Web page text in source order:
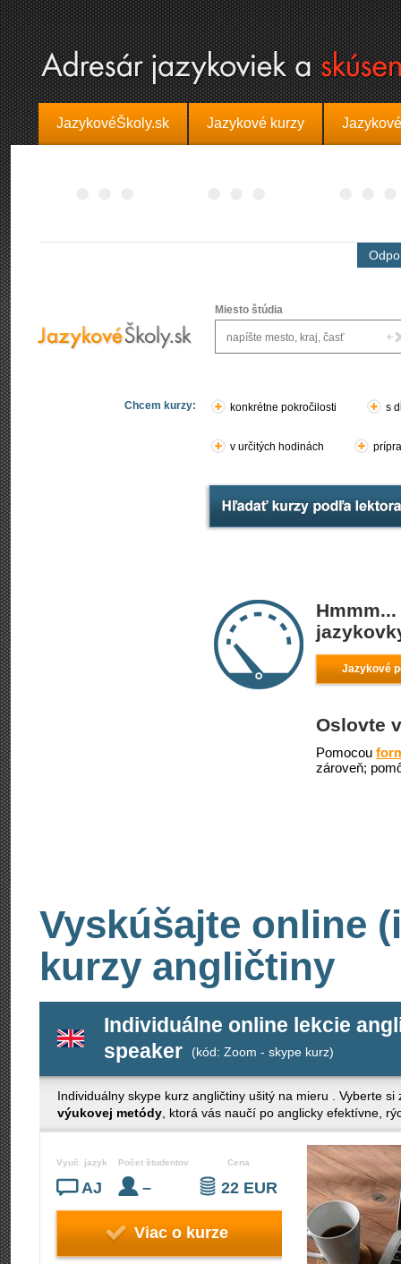
JazykovéŠkoly.sk Jazykové kurzy
Miesto štúdia
Chcem kurzy: konkrétne pokročilosti s
v určitých hodinách
Jazykové
Oslovte
Pomocou
zároveň;
Vyskúšajte online
kurzy angličtiny
Individuálne online lekcie
speaker
(kód: Zoom - skype kurz)
Individuálny skype kurz angličtiny ušitý na mieru . Vyberte
výukovej metódy , ktorá vás naučí po anglicky efektívne,
Vyuč. jazyk
AJ
Počet študentov
–
Cena
22 EUR
Viac o kurze